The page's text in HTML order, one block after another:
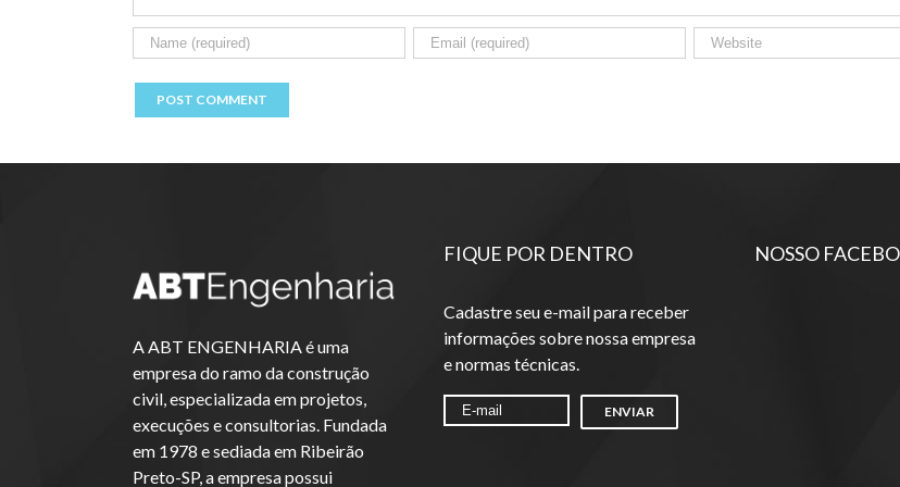
A ABT ENGENHARIA é uma
empresa do ramo da construção
civil, especializada em projetos,
execuções e consultorias. Fundada
em 1978 e sediada em Ribeirão
Preto-SP, a empresa possui
FIQUE POR DENTRO
Cadastre seu e-mail para receber
informações sobre nossa empresa
e normas técnicas.
NOSSO